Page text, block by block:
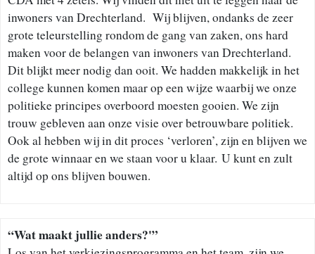
inwoners van Drechterland. Wij blijven, ondanks de zeer
grote teleurstelling rondom de gang van zaken, ons hard
maken voor de belangen van inwoners van Drechterland.
Dit blijkt meer nodig dan ooit. We hadden makkelijk in het
college kunnen komen maar op een wijze waarbij we onze
politieke principes overboord moesten gooien. We zijn
trouw gebleven aan onze visie over betrouwbare politiek.
Ook al hebben wij in dit proces ‘verloren’, zijn en blijven we
de grote winnaar en we staan voor u klaar. U kunt en zult
altijd op ons blijven bouwen.
“Wat maakt jullie anders?'”